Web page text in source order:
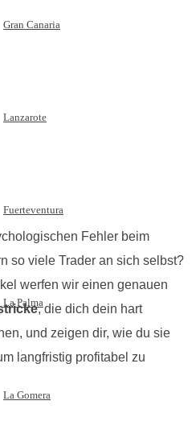
Gran Canaria
Lanzarote
Fuerteventura
La Palma
La Gomera
Fehler beim
so viele Trader an sich selbst?
werfen wir einen genauen
, die dich dein hart
und zeigen dir, wie du sie
langfristig profitabel zu